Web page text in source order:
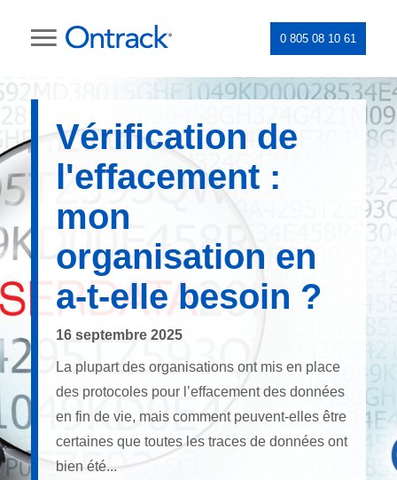
0 805 08 10 61
Vérification de
l'effacement :
mon
organisation en
a-t-elle besoin ?
16 septembre 2025
La plupart des organisations ont mis en place
des protocoles pour l’effacement des données
en fin de vie, mais comment peuvent-elles être
certaines que toutes les traces de données ont
bien été...